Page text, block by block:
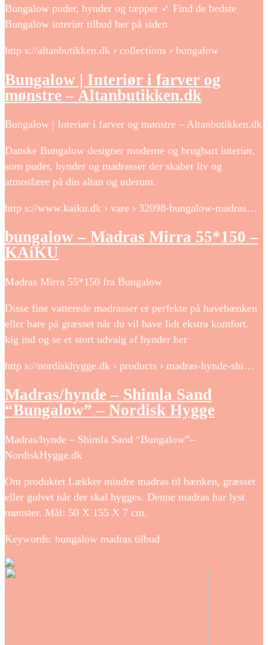
Bungalow puder, hynder og tæpper ✓ Find de bedste
Bungalow interiør tilbud her på siden
http s://altanbutikken.dk › collections › bungalow
Bungalow | Interiør i farver og
mønstre – Altanbutikken.dk
Bungalow | Interiør i farver og mønstre – Altanbutikken.dk
Danske Bungalow designer moderne og brugbart interiør,
som puder, hynder og madrasser der skaber liv og
atmosfære på din altan og uderum.
http s://www.kaiku.dk › vare › 32098-bungalow-madras…
bungalow – Madras Mirra 55*150 –
KAiKU
Madras Mirra 55*150 fra Bungalow
Disse fine vatterede madrasser er perfekte på havebænken
eller bare på græsset når du vil have lidt ekstra komfort.
kig ind og se et stort udvalg af hynder her
http s://nordiskhygge.dk › products › madras-hynde-shi…
Madras/hynde – Shimla Sand
“Bungalow” – Nordisk Hygge
Madras/hynde – Shimla Sand “Bungalow”–
NordiskHygge.dk
Om produktet Lækker mindre madras til bænken, græsset
eller gulvet når der skal hygges. Denne madras har lyst
mønster. Mål: 50 X 155 X 7 cm.
Keywords: bungalow madras tilbud